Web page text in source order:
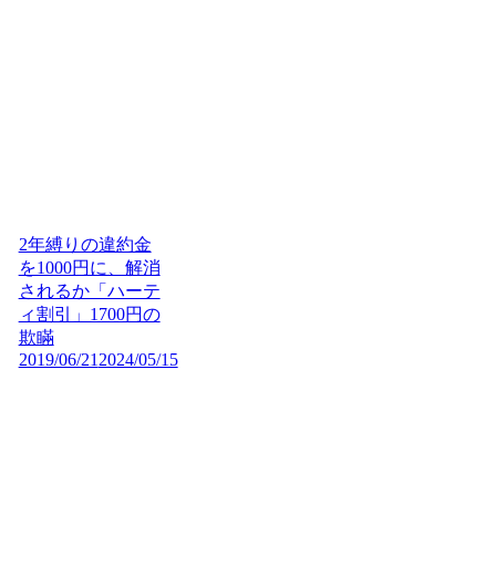
2年縛りの違約金
を1000円に、解消
されるか「ハーテ
ィ割引」1700円の
欺瞞
2019/06/21 2024/05/15